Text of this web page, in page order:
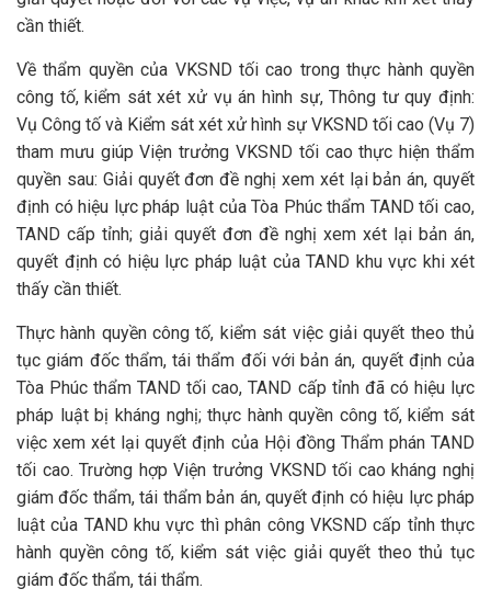
cần thiết.
Về thẩm quyền của VKSND tối cao trong thực hành quyền
công tố, kiểm sát xét xử vụ án hình sự, Thông tư quy định:
Vụ Công tố và Kiểm sát xét xử hình sự VKSND tối cao (Vụ 7)
tham mưu giúp Viện trưởng VKSND tối cao thực hiện thẩm
quyền sau: Giải quyết đơn đề nghị xem xét lại bản án, quyết
định có hiệu lực pháp luật của Tòa Phúc thẩm TAND tối cao,
TAND cấp tỉnh; giải quyết đơn đề nghị xem xét lại bản án,
quyết định có hiệu lực pháp luật của TAND khu vực khi xét
thấy cần thiết.
Thực hành quyền công tố, kiểm sát việc giải quyết theo thủ
tục giám đốc thẩm, tái thẩm đối với bản án, quyết định của
Tòa Phúc thẩm TAND tối cao, TAND cấp tỉnh đã có hiệu lực
pháp luật bị kháng nghị; thực hành quyền công tố, kiểm sát
việc xem xét lại quyết định của Hội đồng Thẩm phán TAND
tối cao. Trường hợp Viện trưởng VKSND tối cao kháng nghị
giám đốc thẩm, tái thẩm bản án, quyết định có hiệu lực pháp
luật của TAND khu vực thì phân công VKSND cấp tỉnh thực
hành quyền công tố, kiểm sát việc giải quyết theo thủ tục
giám đốc thẩm, tái thẩm.